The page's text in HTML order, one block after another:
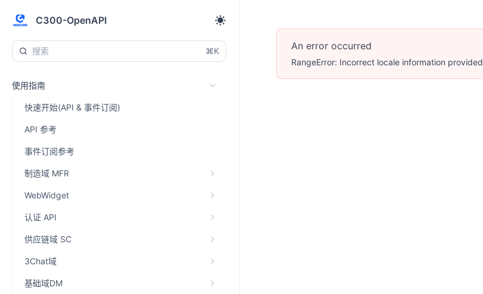
C300-OpenAPI
⌘K
使用指南
快速开始(API & 事件订阅)
API 参考
事件订阅参考
制造域 MFR
WebWidget
认证 API
供应链域 SC
3Chat域
基础域DM
An error occurred
RangeError: Incorrect locale information provided